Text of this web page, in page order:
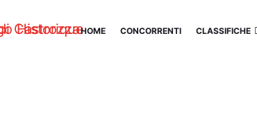
HOME CONCORRENTI CLASSIFICHE